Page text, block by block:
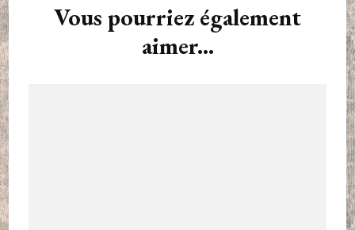
Vous pourriez également
aimer...